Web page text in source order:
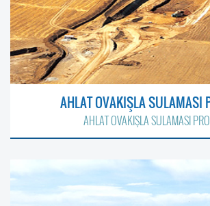
AHLAT OVAKIŞLA SULAMASI
AHLAT OVAKIŞLA SULAMASI